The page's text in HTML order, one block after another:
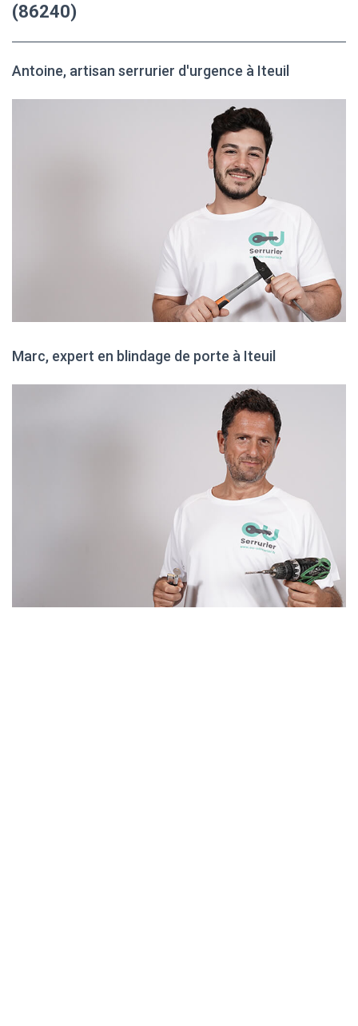
(86240)
Antoine, artisan serrurier d'urgence à Iteuil
Marc, expert en blindage de porte à Iteuil